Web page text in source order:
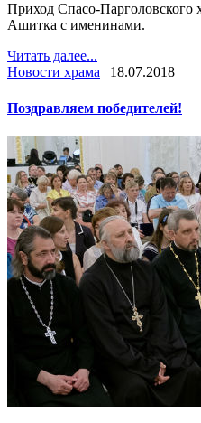
Приход Спасо-Парголовского
Ашитка с именинами.
Читать далее...
Новости храма | 18.07.2018
Поздравляем победителей!